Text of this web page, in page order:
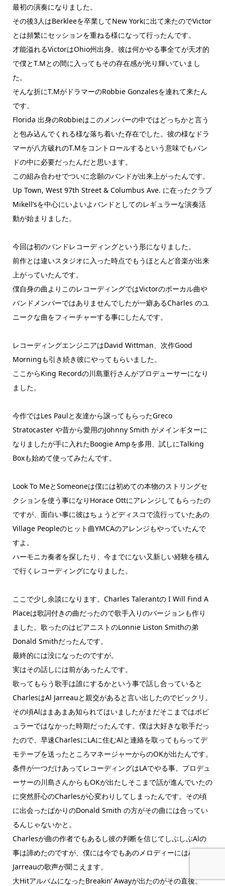
最初の演奏になりました。
その後3人はBerkleeを卒業してNew Yorkに出て来たのでVictor
とは頻繁にセッションを重ねる様になって行ったんです。
才能溢れるVictorはOhio州出身。彼は何かやる事全てが天才的
で僕とT.Mとの間に入ってもその存在感が光り輝いていまし
た。
そんな折にT.MがドラマーのRobbie Gonzalesを連れて来たん
です。
Florida 出身のRobbieはこのメンバーの中ではどっちかと言う
と包み込んでくれる様な落ち着いた存在でした。彼の様なドラ
マーが八方破れのT.Mをコントロールするという意味でもバン
ドの中に必要だったんだと思います。
この組み合わせでついに念願のバンドが出来上がったんです。
Up Town, West 97th Street & Columbus Ave. に在ったクラブ
Mikell’sを中心にいよいよバンドとしてのレギュラーな演奏活
動が始まりました。
今回は初のバンドレコーディングという形になりました。
前作とは違いスタジオに入った時点でもうほとんど音楽が出来
上がっていたんです。
僕自身の曲よりこのレコーディングではVictorのボーカル曲や
バンドメンバーではありませんでしたが一癖あるCharles のユ
ニークな曲をフィーチャーする事にしたんです。
レコーディングエンジニアはDavid Wittman、次作Good
Morningも引き続き彼にやってもらいました。
ここからKing Recordの川島重行さんがプロデューサーになり
ました。
今作ではLes Paulと友達から譲ってもらったGreco
Stratocaster や昔から愛用のJohnny Smith がメインギターに
なりましたが手に入れたBoogie Ampを多用、試しにTalking
Boxも始めて使ってみたんです。
Look To MeとSomeoneは僕には初めての本物のストリングセ
クションを使う事になりHorace Ottにアレンジしてもらったの
ですが、面白い事に彼はちょうどディスコで流行っていたあの
Village Peopleのヒット曲YMCAのアレンジもやっていたんで
すよ。
ハーモニカ奏者を探したり、今までにない又新しい経験を積ん
で行くレコーディングになりました。
ここで少し余談になります。Charles Talerantの I Will Find A
Placeは歌詞付きの曲だったので歌手入りのバージョンも作り
ました。歌ったのはピアニストのLonnie Liston Smithの弟
Donald Smithだったんです。
最終的には没になったのですが。
実はその話しには前があったんです。
歌ってもらう歌手は誰にするかという事で話し合っていると
CharlesはAl Jarreauと親交があると言い出したのでビックリ。
その頃Alはまあまあ知られてはいましたがまだそこまではポピ
ュラーではなかった時期だったんです。僕は大好きな歌手だっ
たので、早速CharlesにLAに住むAlと連絡を取ってもらってデ
モテープを送ったところマネージャーからのOKが出たんです。
条件が一つだけあってレコーディングはLAでやる事。プロデュ
ーサーの川島さんからもOKが出たしそこまで話が進んでいたの
に突然肝心のCharlesが心変わりしてしまったんです。その頃
に出会ったばかりのDonald Smith の方がその曲には合ってい
るんじゃないかと。
Charlesが曲の作者でもあるし彼の判断を信じてしぶしぶAlの
事は諦めたのですが、僕には今でもあのメロディーにはAl
Jarreauの歌声が聞こえます。
大HitアルバムになったBreakin’ Awayが出たのがその直後。